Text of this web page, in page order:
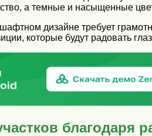
а темные и насыщенные
дизайне требует
которые будут радовать
благодаря